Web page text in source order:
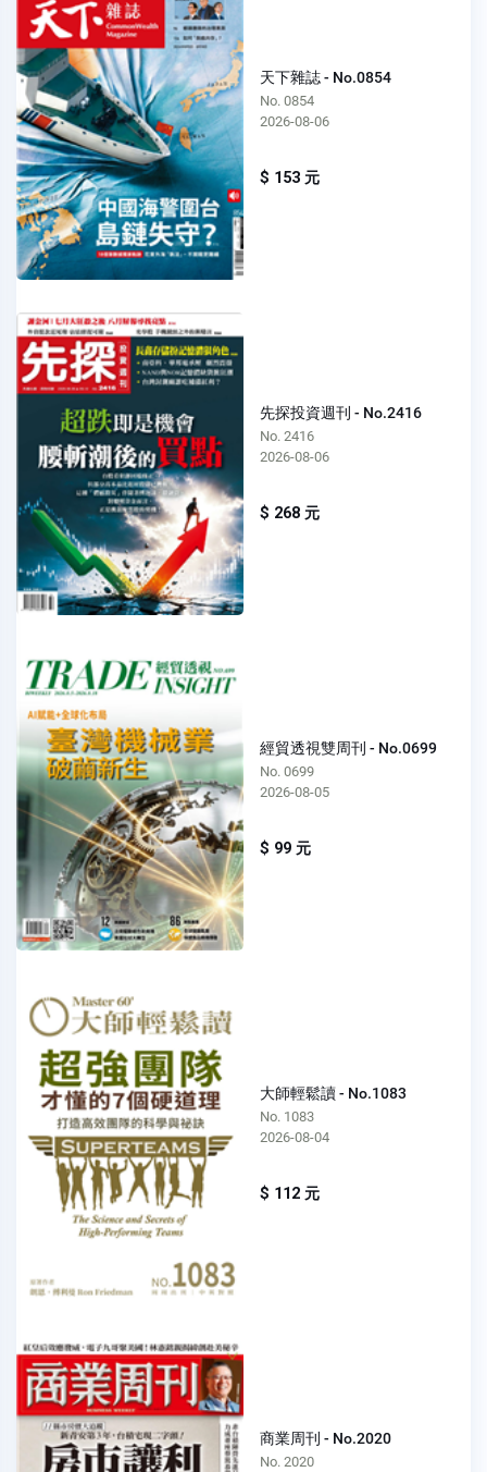
天下雜誌 - No.0854
No. 0854
2026-08-06
$ 153 元
先探投資週刊 - No.2416
No. 2416
2026-08-06
$ 268 元
經貿透視雙周刊 - No.0699
No. 0699
2026-08-05
$ 99 元
大師輕鬆讀 - No.1083
No. 1083
2026-08-04
$ 112 元
商業周刊 - No.2020
No. 2020